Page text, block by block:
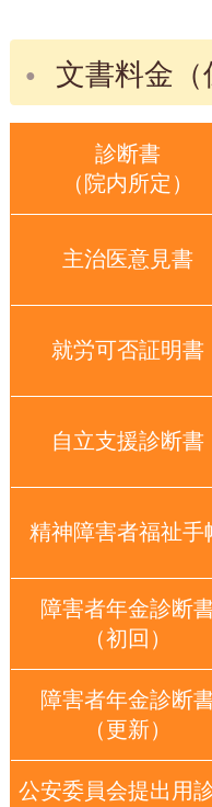
文書料金（
診断書
（院内所定）
主治医意見書
就労可否証明書
自立支援診断書
精神障害者福祉手
障害者年金診断
（初回）
障害者年金診断
（更新）
公安委員会提出用